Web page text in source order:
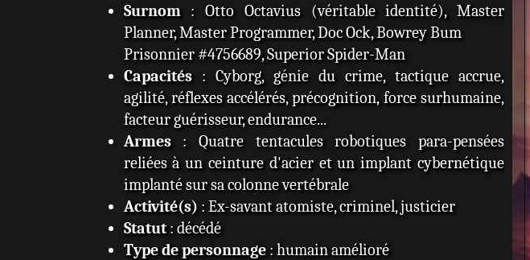
Surnom: Otto Octavius (véritable identité), Master
Planner, Master Programmer, Doc Ock, Bowrey Bum
Prisonnier #4756689, Superior Spider-Man
Capacités: Cyborg, génie du crime, tactique accrue,
agilité, réflexes accélérés, précognition, force surhumaine,
facteur guérisseur, endurance...
Armes: Quatre tentacules robotiques para-pensées
reliées à un ceinture d'acier et un implant cybernétique
implanté sur sa colonne vertébrale
Activité(s) : Ex-savant atomiste, criminel, justicier
Statut: décédé
Type de personnage: humain amélioré